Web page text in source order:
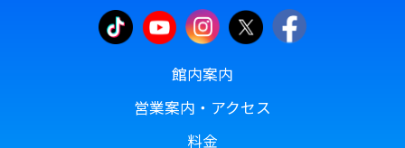
館内案内
営業案内・アクセス
料金